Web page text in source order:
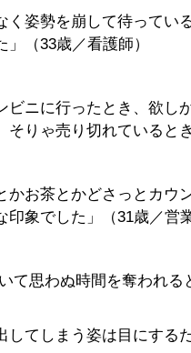
姿勢を崩して待ってい
（33歳／看護師）
ニに行ったとき、欲し
そりゃ売り切れている
お茶とかどさっとカウ
象でした」（31歳／営業
思わぬ時間を奪われる
てしまう姿は目にする